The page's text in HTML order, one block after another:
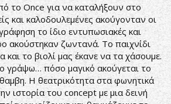
το Once για να καταλήξουν στο
και καλοδουλεμένες ακούγονταν οι
το ίδιο εντυπωσιακές και
ακούστηκαν ζωντανά. Το παιχνίδι
και το βιολί μας έκανε να τα χάσουμε.
γράψω… πόσο μαγικό ακούγεται το
Η θεατρικότητα στα φωνητικά
ιστορία του concept με μια δεινή